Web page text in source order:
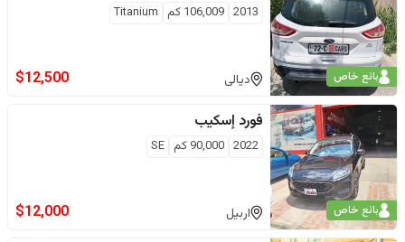
بائع خاص
2013
106,009 كم Titanium
ديالى $12,500
بائع خاص
فورد إسكيب
2022
90,000 كم SE
اربيل $12,000